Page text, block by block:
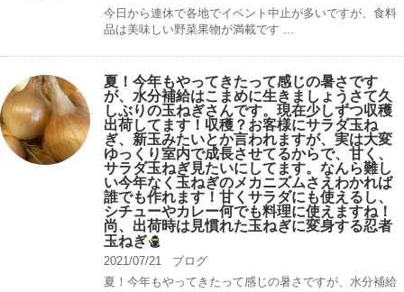
今日から連休で各地でイベント中止が多いですが、食料
品は美味しい野菜果物が満載です ...
夏！今年もやってきたって感じの暑さです
が、水分補給はこまめに生きましょうさて久
しぶりの玉ねぎさんです。現在少しずつ収穫
出荷してます！収穫？お客様にサラダ玉ね
ぎ、新玉みたいとか言われますが、実は大変
ゆっくり室内で成長させてるからで、甘く、
サラダ玉ねぎ見たいにしてます。なんら難し
い今年なく玉ねぎのメカニズムさえわかれば
誰でも作れます！甘くサラダにも使えるし、
シチューやカレー何でも料理に使えますね！
尚、出荷時は見慣れた玉ねぎに変身する忍者
玉ねぎ
2021/07/21
ブログ
夏！今年もやってきたって感じの暑さですが、水分補給